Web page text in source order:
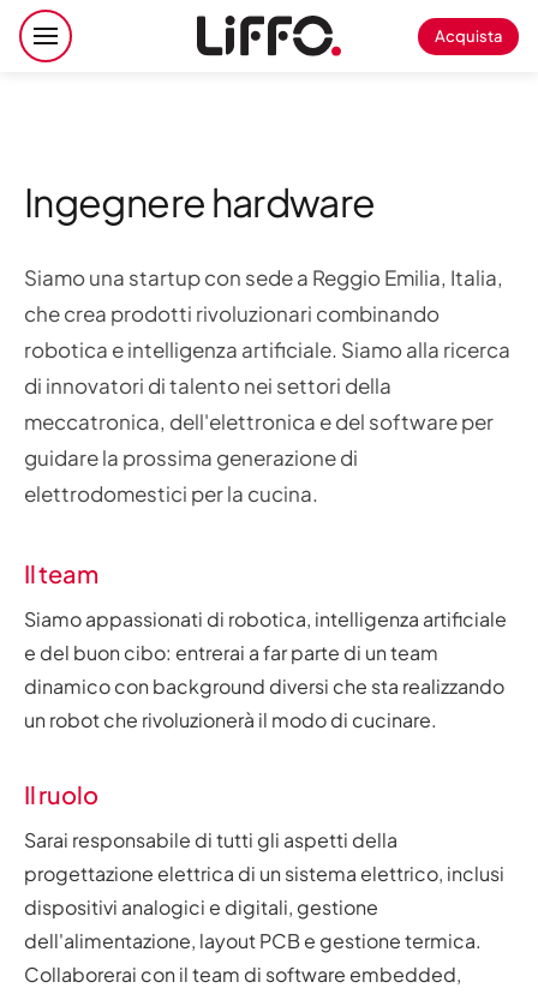
Acquista
Ingegnere hardware
Siamo una startup con sede a Reggio Emilia, Italia,
che crea prodotti rivoluzionari combinando
robotica e intelligenza artificiale. Siamo alla ricerca
di innovatori di talento nei settori della
meccatronica, dell'elettronica e del software per
guidare la prossima generazione di
elettrodomestici per la cucina.
Il team
Siamo appassionati di robotica, intelligenza artificiale
e del buon cibo: entrerai a far parte di un team
dinamico con background diversi che sta realizzando
un robot che rivoluzionerà il modo di cucinare.
Il ruolo
Sarai responsabile di tutti gli aspetti della
progettazione elettrica di un sistema elettrico, inclusi
dispositivi analogici e digitali, gestione
dell'alimentazione, layout PCB e gestione termica.
Collaborerai con il team di software embedded,